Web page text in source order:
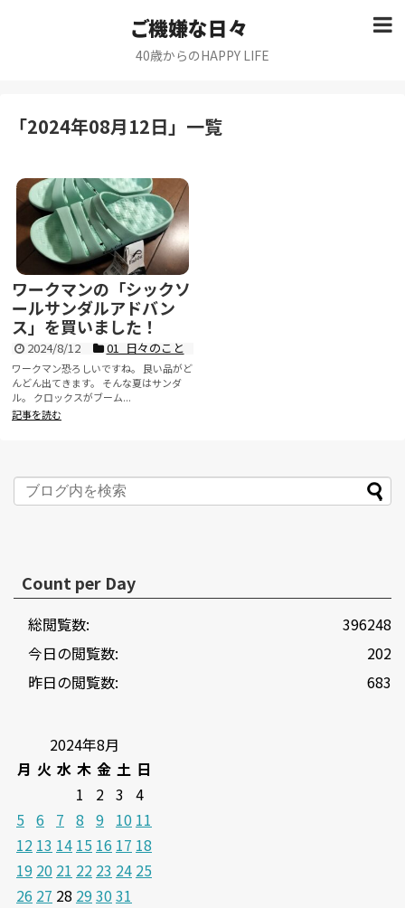
ご機嫌な日々
40歳からのHAPPY LIFE
「2024年08月12日」 一覧
ワークマンの「シックソ
ールサンダルアドバン
ス」を買いました！
2024/8/12 01_日々のこと
ワークマン恐ろしいですね。 良い品がど
んどん出てきます。 そんな夏はサンダ
ル。 クロックスがブーム...
記事を読む
Count per Day
396248
総閲覧数:
202
今日の閲覧数:
683
昨日の閲覧数:
2024年8月
月 火 水 木 金 土 日
1
2 3 4
5 6 7 8 9 10 11
12 13 14 15 16 17 18
19 20 21 22 23 24 25
26 27 28 293031